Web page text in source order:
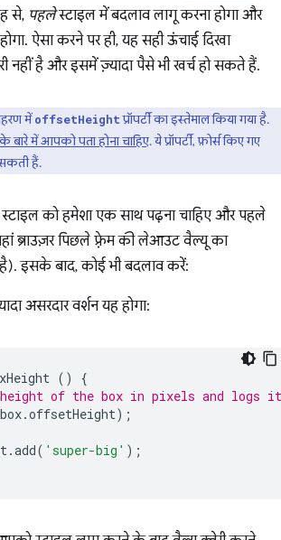
से, पहलेस्टाइल में बदलाव लागू करना होगा और
ऐसा करने पर ही, यह सही ऊंचाई दिखा
नहीं है और इसमें ज़्यादा पैसे भी खर्च हो सकते हैं.
मेंoffsetHeightप्रॉपर्टी का इस्तेमाल किया गया है.
बारे में आपको पता होना चाहिए. ये प्रॉपर्टी, फ़ोर्स किए गए
हैं.
को हमेशा एक साथ पढ़ना चाहिए और पहले
ब्राउज़र पिछले फ़्रेम की लेआउट वैल्यू का
इसके बाद, कोई भी बदलाव करें:
असरदार वर्शन यह होगा:
()
{
of the box in pixels and logs
box.offsetHeight);
.add( 'super-big' );